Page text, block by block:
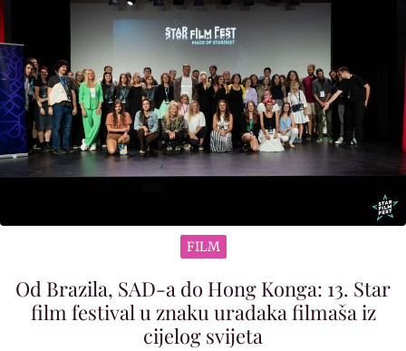
FILM
Od Brazila, SAD-a do Hong Konga: 13. Star
film festival u znaku uradaka filmaša iz
cijelog svijeta